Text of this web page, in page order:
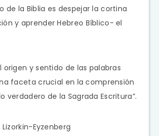
de la Biblia es despejar la cortina
y aprender Hebreo Bíblico- el
origen y sentido de las palabras
faceta crucial en la comprensión
verdadero de la Sagrada Escritura”.
Lizorkin-Eyzenberg